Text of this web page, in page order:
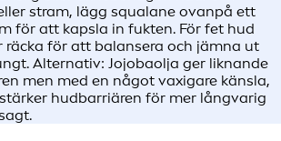
stram, lägg squalane ovanpå ett
för att kapsla in fukten. För fet hud
räcka för att balansera och jämna ut
Alternativ: Jojobaolja ger liknande
men med en något vaxigare känsla,
hudbarriären för mer långvarig